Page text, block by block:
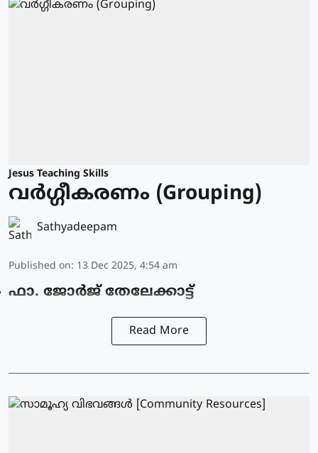
Jesus Teaching Skills
വർഗ്ഗീകരണം (Grouping)
Sathyadeepam
Published on: 13 Dec 2025, 4:54 am
ഫാ. ജോര്‍ജ് തേലേക്കാട്ട്‌
Read More